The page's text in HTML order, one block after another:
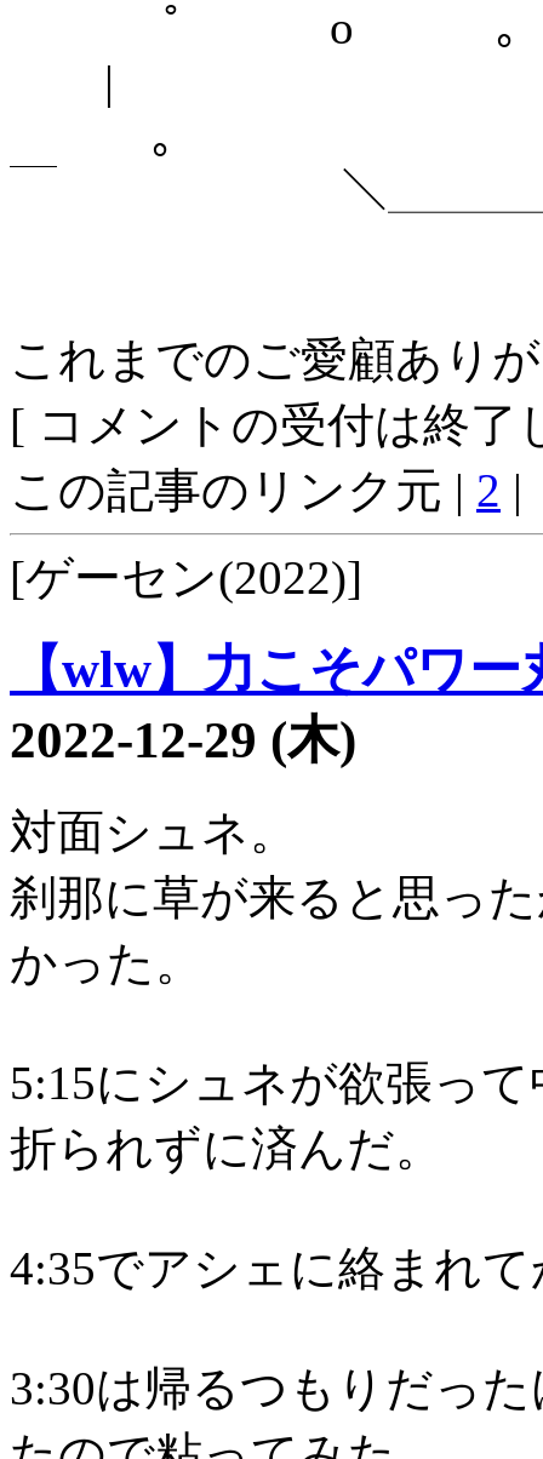
ﾟ o ｡ .
|
｡
￣ ＼＿＿＿＿＿
これまでのご愛顧あり
[ コメントの受付は終了
この記事のリンク元 | 2 |
[ゲーセン(2022)]
【wlw】力こそパワ
2022-12-29 (木)
対面シュネ。
刹那に草が来ると思っ
かった。
5:15にシュネが欲張っ
折られずに済んだ。
4:35でアシェに絡まれ
3:30は帰るつもりだっ